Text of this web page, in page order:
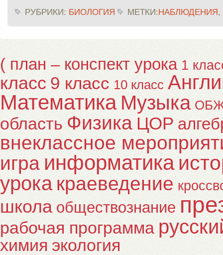
РУБРИКИ: БИОЛОГИЯ МЕТКИ:НАБЛЮДЕНИЯ,
( план – конспект урока 1
класс 9 класс 10 класс
Математика Музыка
область Физика ЦОР
внеклассное
игра информатика
урока краеведение
школа обществознание
рабочая программа
химия экология